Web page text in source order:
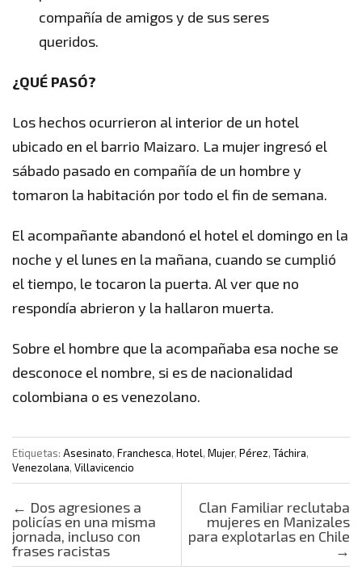
compañía de amigos y de sus seres
queridos.
¿QUÉ PASÓ?
Los hechos ocurrieron al interior de un hotel
ubicado en el barrio Maizaro. La mujer ingresó el
sábado pasado en compañía de un hombre y
tomaron la habitación por todo el fin de semana.
El acompañante abandonó el hotel el domingo en la
noche y el lunes en la mañana, cuando se cumplió
el tiempo, le tocaron la puerta. Al ver que no
respondía abrieron y la hallaron muerta.
Sobre el hombre que la acompañaba esa noche se
desconoce el nombre, si es de nacionalidad
colombiana o es venezolano.
Etiquetas: Asesinato, Franchesca, Hotel, Mujer, Pérez, Táchira,
Venezolana, Villavicencio
Post navigation
← Dos agresiones a
policías en una misma
jornada, incluso con
frases racistas
Clan Familiar reclutaba
mujeres en Manizales
para explotarlas en Chile
→